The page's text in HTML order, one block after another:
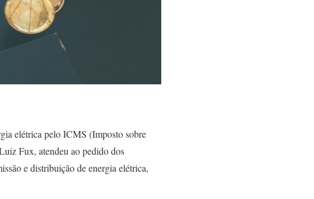
elétrica pelo ICMS (Imposto sobre
Fux, atendeu ao pedido dos
e distribuição de energia elétrica,